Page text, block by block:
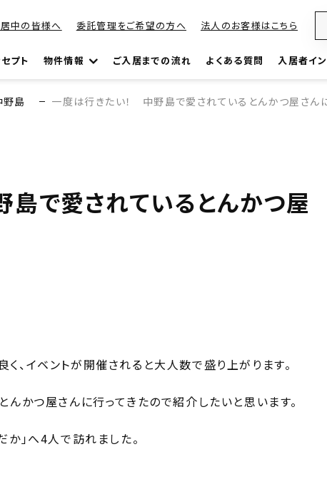
中の皆様へ 委託管理をご希望の方へ 法人のお客様はこちら
プト 物件情報 ご入居までの流れ よくある質問 入居者イ
野島 一度は行きたい！ 中野島で愛されているとんかつ屋さんに
で愛されているとんかつ屋
、イベントが開催されると大人数で盛り上がります。
かつ屋さんに行ってきたので紹介したいと思います。
」へ4人で訪れました。